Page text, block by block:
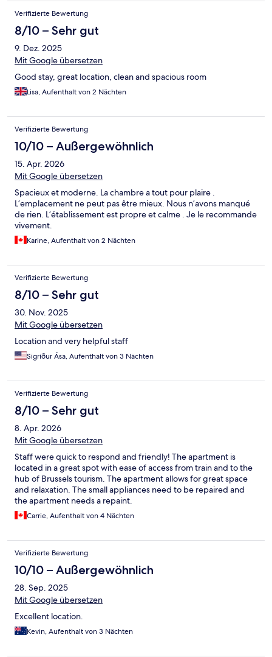
Verifizierte Bewertung
8/10 – Sehr gut
9. Dez. 2025
Mit Google übersetzen
Good stay, great location, clean and spacious room
Lisa, Aufenthalt von 2 Nächten
Verifizierte Bewertung
10/10 – Außergewöhnlich
15. Apr. 2026
Mit Google übersetzen
Spacieux et moderne. La chambre a tout pour plaire .
L’emplacement ne peut pas être mieux. Nous n’avons manqué
de rien. L’établissement est propre et calme . Je le recommande
vivement.
Karine, Aufenthalt von 2 Nächten
Verifizierte Bewertung
8/10 – Sehr gut
30. Nov. 2025
Mit Google übersetzen
Location and very helpful staff
Sigríður Ása, Aufenthalt von 3 Nächten
Verifizierte Bewertung
8/10 – Sehr gut
8. Apr. 2026
Mit Google übersetzen
Staff were quick to respond and friendly! The apartment is
located in a great spot with ease of access from train and to the
hub of Brussels tourism. The apartment allows for great space
and relaxation. The small appliances need to be repaired and
the apartment needs a repaint.
Carrie, Aufenthalt von 4 Nächten
Verifizierte Bewertung
10/10 – Außergewöhnlich
28. Sep. 2025
Mit Google übersetzen
Excellent location.
Kevin, Aufenthalt von 3 Nächten